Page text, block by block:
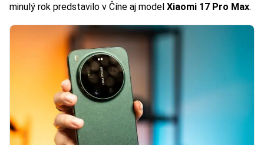
minulý rok predstavilo v Číne aj model Xiaomi 17 Pro Max.